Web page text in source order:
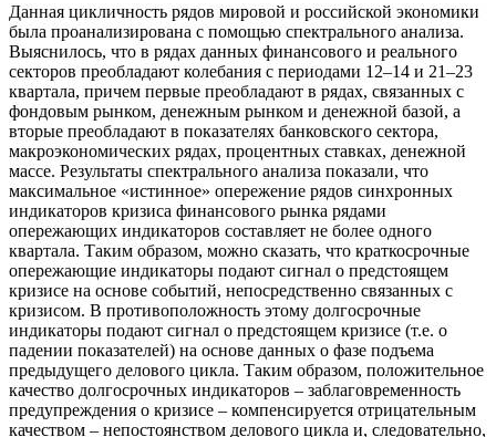
Данная цикличность рядов мировой и российской экономики
была проанализирована с помощью спектрального анализа.
Выяснилось, что в рядах данных финансового и реального
секторов преобладают колебания с периодами 12–14 и 21–23
квартала, причем первые преобладают в рядах, связанных с
фондовым рынком, денежным рынком и денежной базой, а
вторые преобладают в показателях банковского сектора,
макроэкономических рядах, процентных ставках, денежной
массе. Результаты спектрального анализа показали, что
максимальное «истинное» опережение рядов синхронных
индикаторов кризиса финансового рынка рядами
опережающих индикаторов составляет не более одного
квартала. Таким образом, можно сказать, что краткосрочные
опережающие индикаторы подают сигнал о предстоящем
кризисе на основе событий, непосредственно связанных с
кризисом. В противоположность этому долгосрочные
индикаторы подают сигнал о предстоящем кризисе (т.е. о
падении показателей) на основе данных о фазе подъема
предыдущего делового цикла. Таким образом, положительное
качество долгосрочных индикаторов – заблаговременность
предупреждения о кризисе – компенсируется отрицательным
качеством – непостоянством делового цикла и, следовательно,